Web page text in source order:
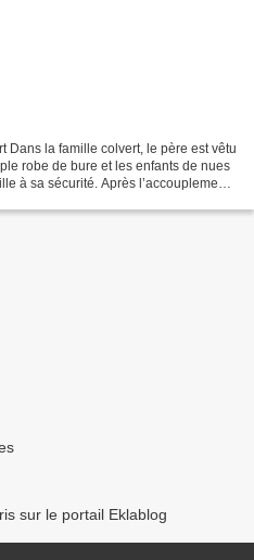
Dans la famille colvert, le père est vêtu
robe de bure et les enfants de nues
à sa sécurité. Après l’accouplement,
sur le portail Eklablog